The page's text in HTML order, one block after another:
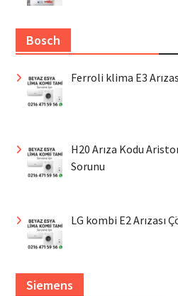
Bosch
Ferroli klima E3
H20 Arıza Kodu
Sorunu
LG kombi E2 Arızası
Siemens